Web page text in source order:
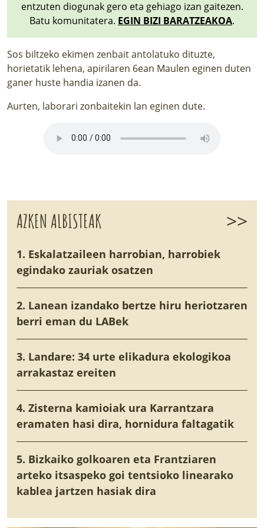
entzuten diogunak gero eta gehiago izan gaitezen.
Batu komunitatera. EGIN BIZI BARATZEAKOA.
Sos biltzeko ekimen zenbait antolatuko dituzte,
horietatik lehena, apirilaren 6ean Maulen eginen duten
ganer huste handia izanen da.
Aurten, laborari zonbaitekin lan eginen dute.
AZKEN ALBISTEAK >>
1. Eskalatzaileen harrobian, harrobiek
egindako zauriak osatzen
2. Lanean izandako bertze hiru heriotzaren
berri eman du LABek
3. Landare: 34 urte elikadura ekologikoa
arrakastaz ereiten
4. Zisterna kamioiak ura Karrantzara
eramaten hasi dira, hornidura faltagatik
5. Bizkaiko golkoaren eta Frantziaren
arteko itsaspeko goi tentsioko linearako
kablea jartzen hasiak dira